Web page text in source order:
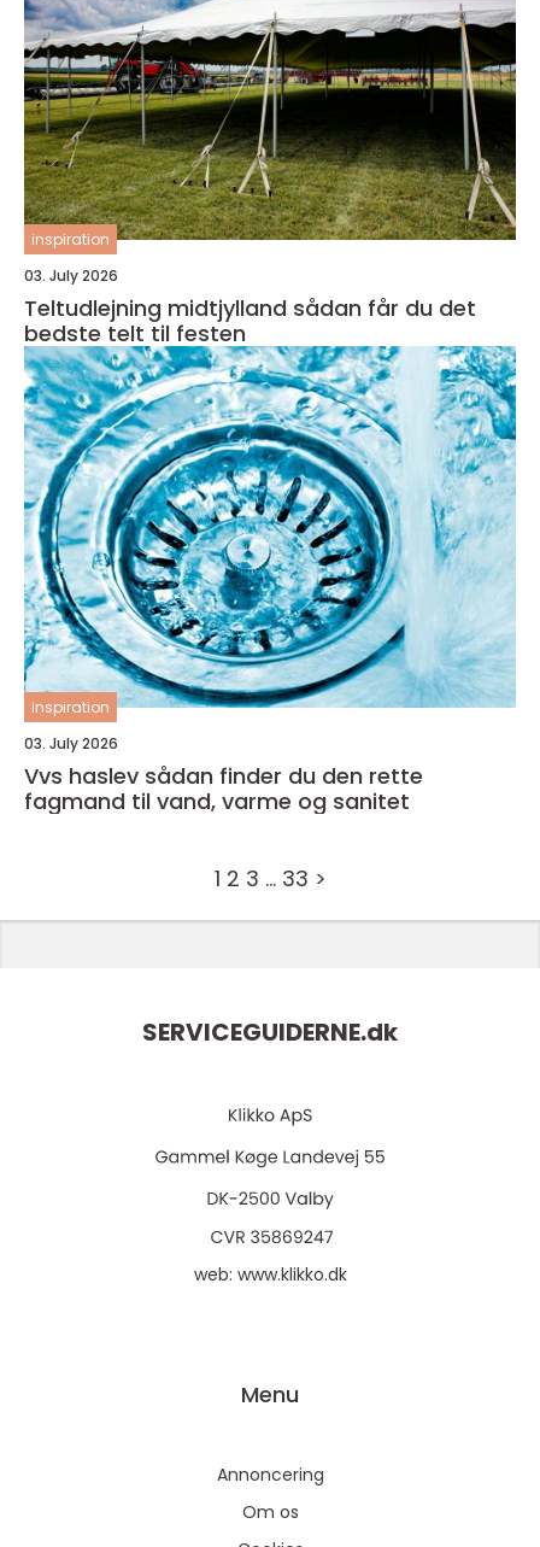
inspiration
03. July 2026
Teltudlejning midtjylland sådan får du det
bedste telt til festen
inspiration
03. July 2026
Vvs haslev sådan finder du den rette
fagmand til vand, varme og sanitet
1 2 3 … 33 >
SERVICEGUIDERNE.dk
web: www.klikko.dk
Menu
Annoncering
Om os